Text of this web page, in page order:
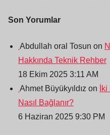
Son Yorumlar
Abdullah oral Tosun on
Hakkında Teknik Rehber
18 Ekim 2025 3:11 AM
Ahmet Büyükyıldız on
Nasıl Bağlanır?
6 Haziran 2025 9:30 PM